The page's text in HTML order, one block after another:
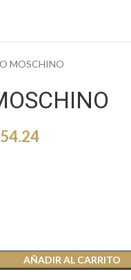
MOSCHINO
AÑADIR AL CARRITO